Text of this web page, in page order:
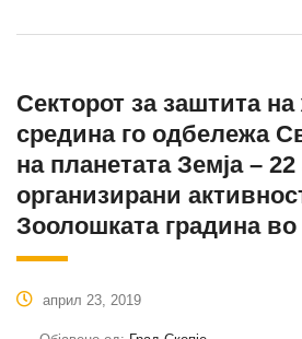
Секторот за заштита
средина го одбележа
на планетата Земја –
организирани
Зоолошката градина во
април 23, 2019